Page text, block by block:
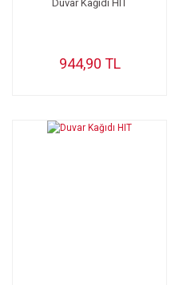
Duvar Kağıdı HIT
944,90 TL